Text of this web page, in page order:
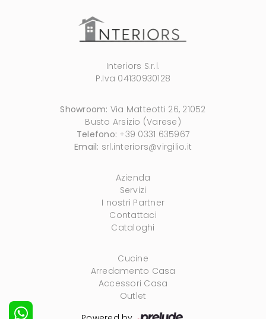
Interiors S.r.l.
P.Iva 04130930128
Showroom: Via Matteotti 26, 21052
Busto Arsizio (Varese)
Telefono: +39 0331 635967
Email: srl.interiors@virgilio.it
Azienda
Servizi
I nostri Partner
Contattaci
Cataloghi
Cucine
Arredamento Casa
Accessori Casa
Outlet